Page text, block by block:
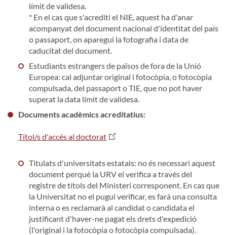
límit de validesa.
* En el cas que s'acrediti el NIE, aquest ha d'anar
acompanyat del document nacional d'identitat del país
o passaport, on aparegui la fotografia i data de
caducitat del document.
Estudiants estrangers de països de fora de la Unió
Europea: cal adjuntar original i fotocòpia, o fotocòpia
compulsada, del passaport o TIE, que no pot haver
superat la data límit de validesa.
Documents acadèmics acreditatius:
Títol/s d'accés al doctorat
Titulats d'universitats estatals: no és necessari aquest
document perquè la URV el verifica a través del
registre de títols del Ministeri corresponent. En cas que
la Universitat no el pugui verificar, es farà una consulta
interna o es reclamarà al candidat o candidata el
justificant d'haver-ne pagat els drets d'expedició
(l'original i la fotocòpia o fotocòpia compulsada).